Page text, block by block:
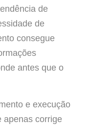
de
de
consegue
antes que o
e execução
apenas corrige